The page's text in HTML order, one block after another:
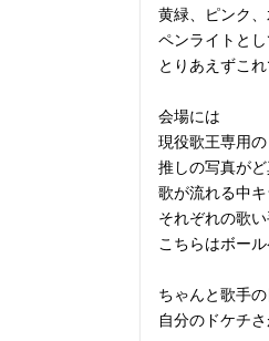
黄緑、ピンク
ペンライトとし
とりあえずこ
会場には
現役歌王専用の
推しの写真が
歌が流れる中キ
それぞれの歌
こちらはボー
ちゃんと歌手
自分のドケチ